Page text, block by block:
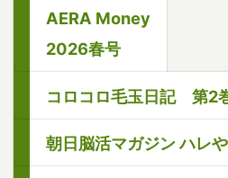
AERA Money
2026春号
コロコロ毛玉日記 第2
朝日脳活マガジン ハレ